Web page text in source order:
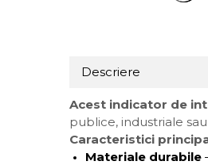
Descriere
Acest indicator de
publice, industriale
Caracteristici
Materiale durabile